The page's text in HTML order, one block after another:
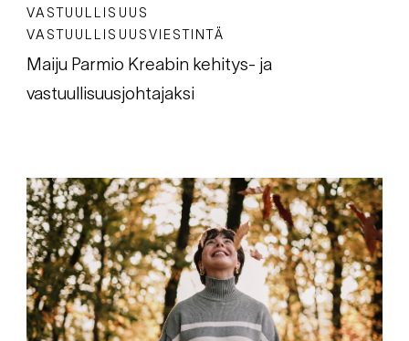
VASTUULLISUUS
VASTUULLISUUSVIESTINTÄ
Maiju Parmio Kreabin kehitys- ja
vastuullisuusjohtajaksi